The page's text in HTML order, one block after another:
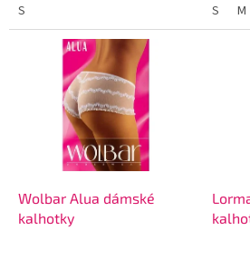
S
S M
Wolbar Alua dámské
kalhotky